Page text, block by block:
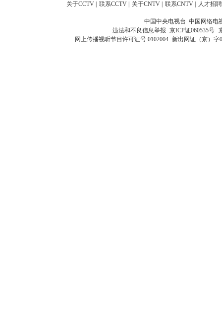
关于CCTV 联系CCTV 关于CNTV 联系CNTV 人才招聘
中国中央电视台 中国网络电
违法和不良信息举报 京ICP证060535号
网上传播视听节目许可证号 0102004 新出网证（京）